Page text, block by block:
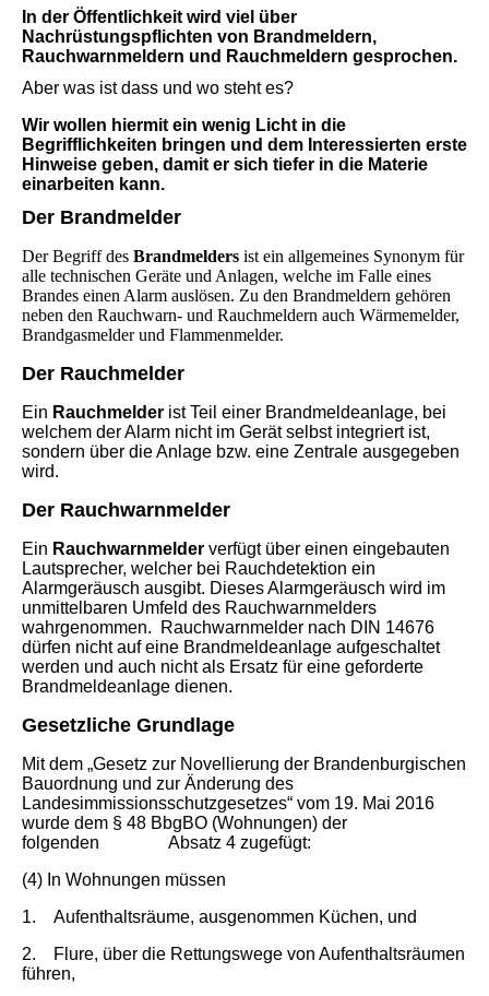
In der Öffentlichkeit wird viel über
Nachrüstungspflichten von Brandmeldern,
Rauchwarnmeldern und Rauchmeldern gesprochen.
Aber was ist dass und wo steht es?
Wir wollen hiermit ein wenig Licht in die
Begrifflichkeiten bringen und dem Interessierten erste
Hinweise geben, damit er sich tiefer in die Materie
einarbeiten kann.
Der Brandmelder
Der Begriff des Brandmelders ist ein allgemeines Synonym für
alle technischen Geräte und Anlagen, welche im Falle eines
Brandes einen Alarm auslösen. Zu den Brandmeldern gehören
neben den Rauchwarn- und Rauchmeldern auch Wärmemelder,
Brandgasmelder und Flammenmelder.
Der Rauchmelder
Ein Rauchmelder ist Teil einer Brandmeldeanlage, bei
welchem der Alarm nicht im Gerät selbst integriert ist,
sondern über die Anlage bzw. eine Zentrale ausgegeben
wird.
Der Rauchwarnmelder
Ein Rauchwarnmelder verfügt über einen eingebauten
Lautsprecher, welcher bei Rauchdetektion ein
Alarmgeräusch ausgibt. Dieses Alarmgeräusch wird im
unmittelbaren Umfeld des Rauchwarnmelders
wahrgenommen.
Rauchwarnmelder nach DIN 14676
dürfen nicht auf eine Brandmeldeanlage aufgeschaltet
werden und auch nicht als Ersatz für eine geforderte
Brandmeldeanlage dienen.
Gesetzliche Grundlage
Mit dem „Gesetz zur Novellierung der Brandenburgischen
Bauordnung und zur Änderung des
Landesimmissionsschutzgesetzes“ vom 19. Mai 2016
wurde dem § 48 BbgBO (Wohnungen) der
folgenden Absatz 4 zugefügt:
(4) In Wohnungen müssen
1. Aufenthaltsräume, ausgenommen Küchen, und
2.
Flure, über die Rettungswege von Aufenthaltsräumen
führen,